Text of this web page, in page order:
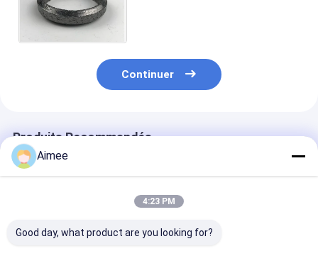
Continuer
Produits Recommandés
Aimee
4:23 PM
Good day, what product are you looking for?